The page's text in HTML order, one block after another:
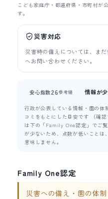
こども家庭庁・都道府県・市町村が
す。
災害対応
災害時の備えについては、ま
へお問い合わせください。
安心指数26参考値 情報が
行政が公表している情報・園の体
コミをもとにした目安です （確
は下の「Family One認定」でご
が少ないため、点数が低いことは
意味しません。
Family One認定
災害への備え・園の体